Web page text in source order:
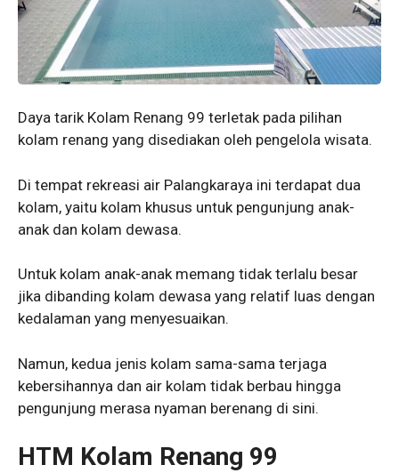
Daya tarik Kolam Renang 99 terletak pada pilihan
kolam renang yang disediakan oleh pengelola wisata.
Di tempat rekreasi air Palangkaraya ini terdapat dua
kolam, yaitu kolam khusus untuk pengunjung anak-
anak dan kolam dewasa.
Untuk kolam anak-anak memang tidak terlalu besar
jika dibanding kolam dewasa yang relatif luas dengan
kedalaman yang menyesuaikan.
Namun, kedua jenis kolam sama-sama terjaga
kebersihannya dan air kolam tidak berbau hingga
pengunjung merasa nyaman berenang di sini.
HTM Kolam Renang 99